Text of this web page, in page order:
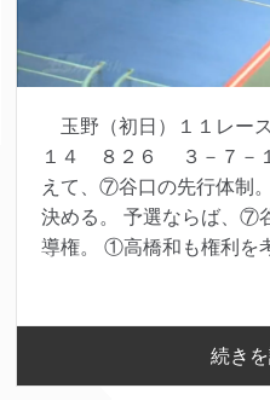
玉野（初日）１１レ
１４ ８２６ ３－７－
えて、⑦谷口の先行体制
決める。 予選ならば、⑦
導権。 ①高橋和も権利を
続き